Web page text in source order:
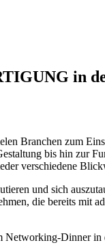
in
Branchen zum
bis hin zur
verschiedene
und sich
die bereits mit
Networking-Dinner